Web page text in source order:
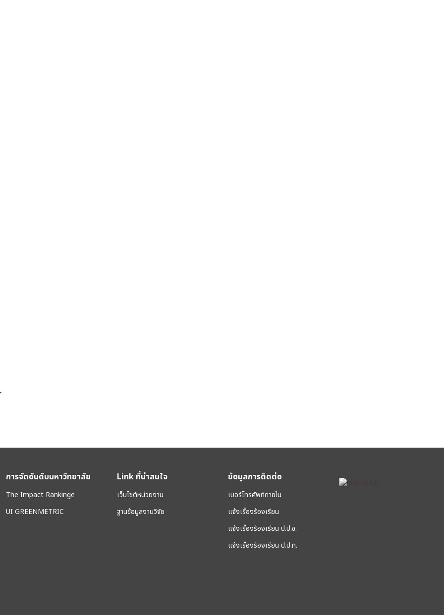
การจัดอันดับมหาวิทยาลัย
The Impact Rankinge
UI GREENMETRIC
Link ที่น่าสนใจ
เว็บไซต์หน่วยงาน
ฐานข้อมูลงานวิจัย
ข้อมูลการติดต่อ
เบอร์โทรศัพท์ภายใน
แจ้งเรื่องร้องเรียน
แจ้งเรื่องร้องเรียน ป.ป.ช.
แจ้งเรื่องร้องเรียน ป.ป.ท.